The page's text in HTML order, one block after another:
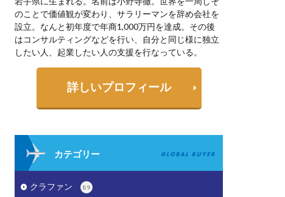
のことで価値観が変わり、サラリーマンを辞め会社を
設立。なんと初年度で年商1,000万円を達成。その後
はコンサルティングなどを行い、自分と同じ様に独立
したい人、起業したい人の支援を行なっている。
詳しいプロフィール
カテゴリー
クラファン 89